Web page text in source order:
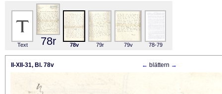
Text 78r 78v 79r 79v 78-79
II-XII-31, Bl. 78v ← blättern →